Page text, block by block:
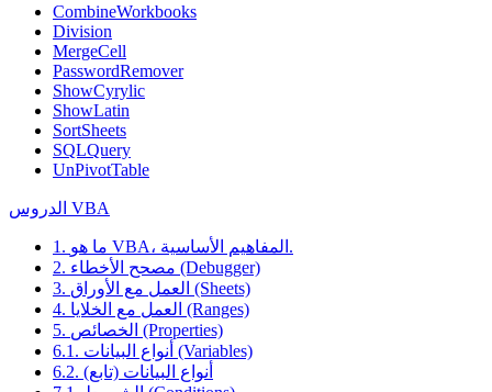
CombineWorkbooks
Division
MergeCell
PasswordRemover
ShowCyrylic
ShowLatin
SortSheets
SQLQuery
UnPivotTable
الدروس VBA
1. ما هو VBA، المفاهيم الأساسية.
2. مصحح الأخطاء (Debugger)
3. العمل مع الأوراق (Sheets)
4. العمل مع الخلايا (Ranges)
5. الخصائص (Properties)
6.1. أنواع البيانات (Variables)
6.2. أنواع البيانات (تابع)